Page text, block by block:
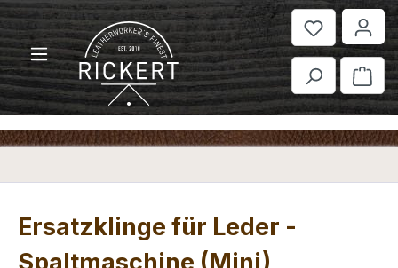
Zum Hauptinhalt springen
Ersatzklinge für Leder -